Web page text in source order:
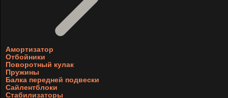
Амортизатор
Отбойники
Поворотный кулак
Пружины
Балка передней подвески
Сайлентблоки
Стабилизаторы